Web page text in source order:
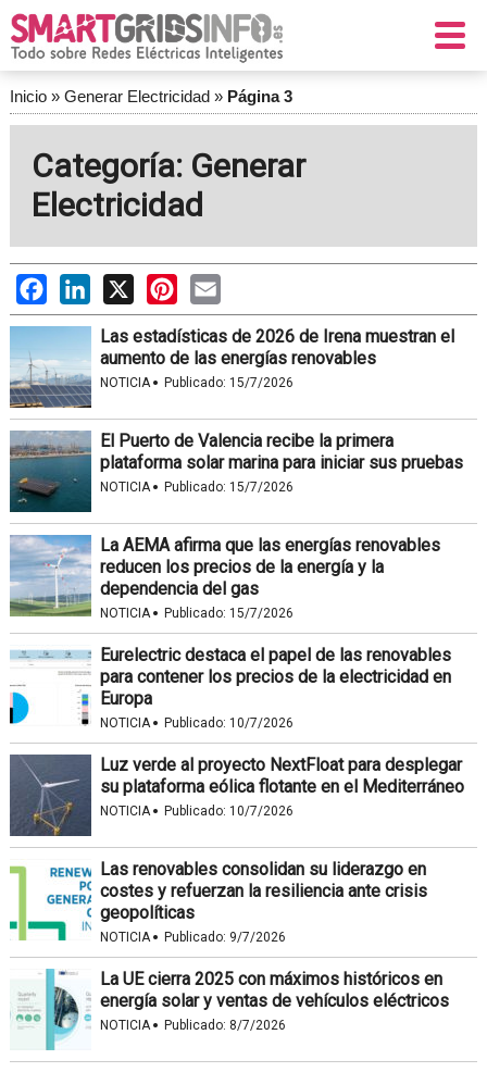
Inicio» Generar Electricidad» Página 3
Categoría: Generar
Electricidad
FacebookLinkedIn
X PinterestEmail
Las estadísticas de 2026 de Irena muestran el
aumento de las energías renovables
NOTICIA· Publicado: 15/7/2026
El Puerto de Valencia recibe la primera
plataforma solar marina para iniciar sus pruebas
NOTICIA· Publicado: 15/7/2026
La AEMA afirma que las energías renovables
reducen los precios de la energía y la
dependencia del gas
NOTICIA· Publicado: 15/7/2026
Eurelectric destaca el papel de las renovables
para contener los precios de la electricidad en
Europa
NOTICIA· Publicado: 10/7/2026
Luz verde al proyecto NextFloat para desplegar
su plataforma eólica flotante en el Mediterráneo
NOTICIA· Publicado: 10/7/2026
Las renovables consolidan su liderazgo en
costes y refuerzan la resiliencia ante crisis
geopolíticas
NOTICIA· Publicado: 9/7/2026
La UE cierra 2025 con máximos históricos en
energía solar y ventas de vehículos eléctricos
NOTICIA· Publicado: 8/7/2026